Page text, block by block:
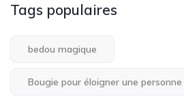
Tags populaires
bedou magique
Bougie pour éloigner une personne